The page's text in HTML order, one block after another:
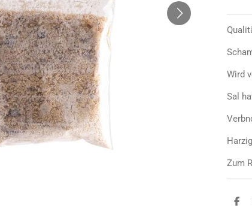
Wird
Sal
Zum
T